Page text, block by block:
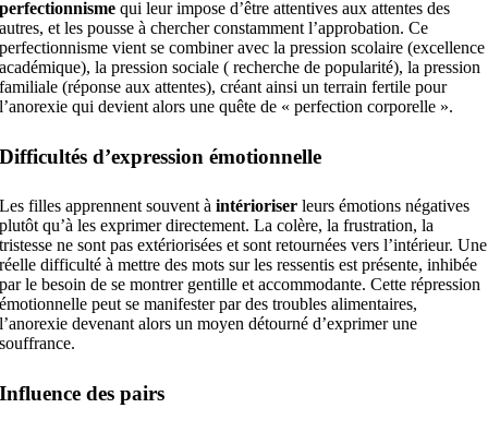
perfectionnismequi leur impose d’être attentives aux attentes des
autres, et les pousse à chercher constamment l’approbation. Ce
perfectionnisme vient se combiner avec la pression scolaire (excellence
académique), la pression sociale ( recherche de popularité), la pression
familiale (réponse aux attentes), créant ainsi un terrain fertile pour
l’anorexie qui devient alors une quête de « perfection corporelle ».
Difficultés d’expression émotionnelle
Les filles apprennent souvent àintérioriser leurs émotions négatives
plutôt qu’à les exprimer directement. La colère, la frustration, la
tristesse ne sont pas extériorisées et sont retournées vers l’intérieur. Une
réelle difficulté à mettre des mots sur les ressentis est présente, inhibée
par le besoin de se montrer gentille et accommodante. Cette répression
émotionnelle peut se manifester par des troubles alimentaires,
l’anorexie devenant alors un moyen détourné d’exprimer une
souffrance.
Influence des pairs